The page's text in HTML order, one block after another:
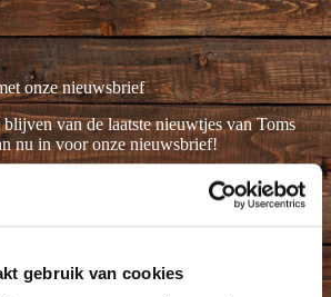
gebruik van cookies
onze nieuwsbrief
van de laatste nieuwtjes van Toms
nu in voor onze nieuwsbrief!
deprivacyverklaring.(Vereist)